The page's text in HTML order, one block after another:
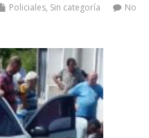
Policiales, Sin categoría
No